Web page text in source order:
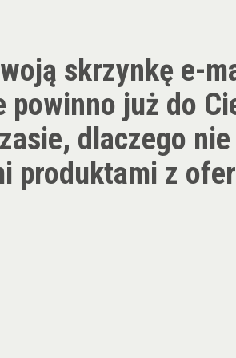
skrzynkę e-
powinno już do
dlaczego
produktami z